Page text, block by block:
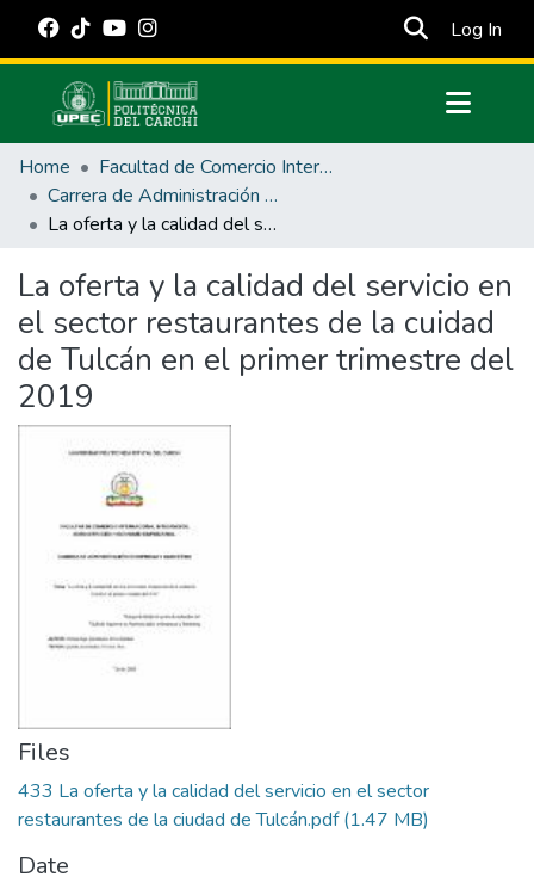
Log In
Communities & Collections
All of DSpace
Statistics
Estadísticas Externas
Manuales
Home
Facultad de Comercio Internacional, Integración, Administración y Economía Empresarial
Carrera de Administración de Empresas y Marketing
La oferta y la calidad del servicio en el sector restaurantes de la cuidad de Tulcán en el primer trimestre del 2019
La oferta y la calidad del servicio en
el sector restaurantes de la cuidad
de Tulcán en el primer trimestre del
2019
Files
433 La oferta y la calidad del servicio en el sector
restaurantes de la ciudad de Tulcán.pdf(1.47 MB)
Date